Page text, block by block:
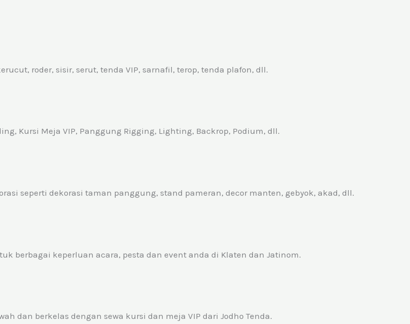
roder, sisir, serut, tenda VIP, sarnafil, terop, tenda plafon, dll.
Kursi Meja VIP, Panggung Rigging, Lighting, Backrop, Podium, dll.
seperti dekorasi taman panggung, stand pameran, decor manten, gebyok, akad, dll.
berbagai keperluan acara, pesta dan event anda di Klaten dan Jatinom.
dan berkelas dengan sewa kursi dan meja VIP dari Jodho Tenda.